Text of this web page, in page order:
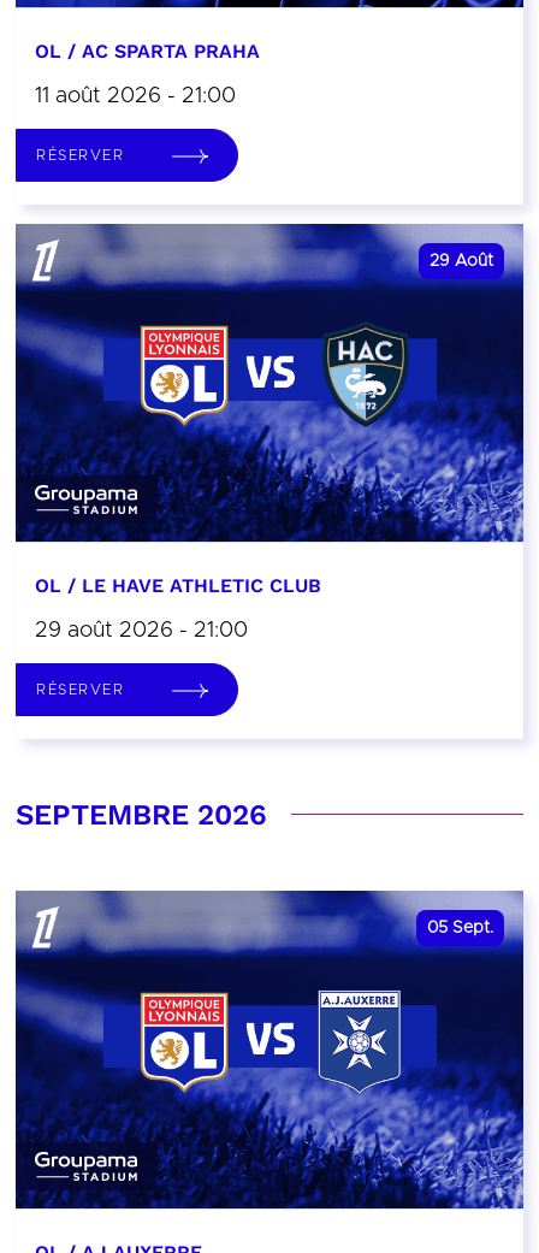
OL / AC SPARTA PRAHA
11 août 2026 - 21:00
RÉSERVER
29 Août
OL / LE HAVE ATHLETIC CLUB
29 août 2026 - 21:00
RÉSERVER
SEPTEMBRE 2026
05 Sept.